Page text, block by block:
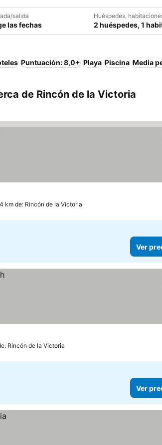
salida
las fechas
Huéspedes,
2 huéspedes, 1
Puntuación: 8,0+ Playa Piscina Media
de Rincón de la Victoria
km de: Rincón de la Victoria
Ver
Rincón de la Victoria
Ver